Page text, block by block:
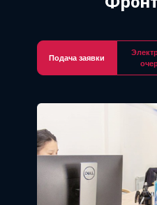
Подача заявки